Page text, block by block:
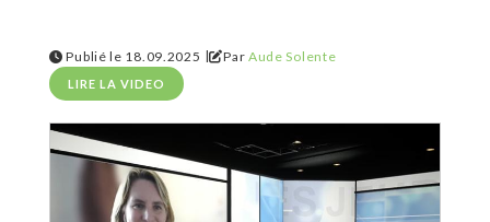
Publié le 18.09.2025 | Par Aude Solente
LIRE LA VIDEO